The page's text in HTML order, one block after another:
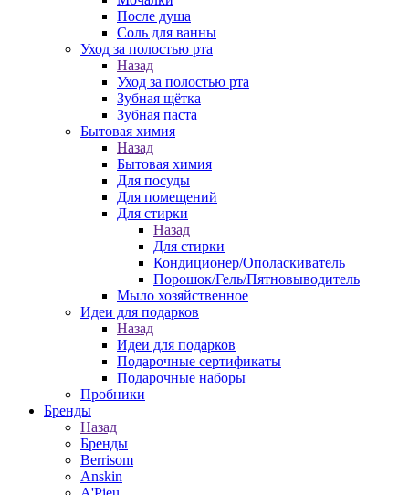
После душа
Соль для ванны
Уход за полостью рта
Назад
Уход за полостью рта
Зубная щётка
Зубная паста
Бытовая химия
Назад
Бытовая химия
Для посуды
Для помещений
Для стирки
Назад
Для стирки
Кондиционер/Ополаскиватель
Порошок/Гель/Пятновыводитель
Мыло хозяйственное
Идеи для подарков
Назад
Идеи для подарков
Подарочные сертификаты
Подарочные наборы
Пробники
Бренды
Назад
Бренды
Berrisom
Anskin